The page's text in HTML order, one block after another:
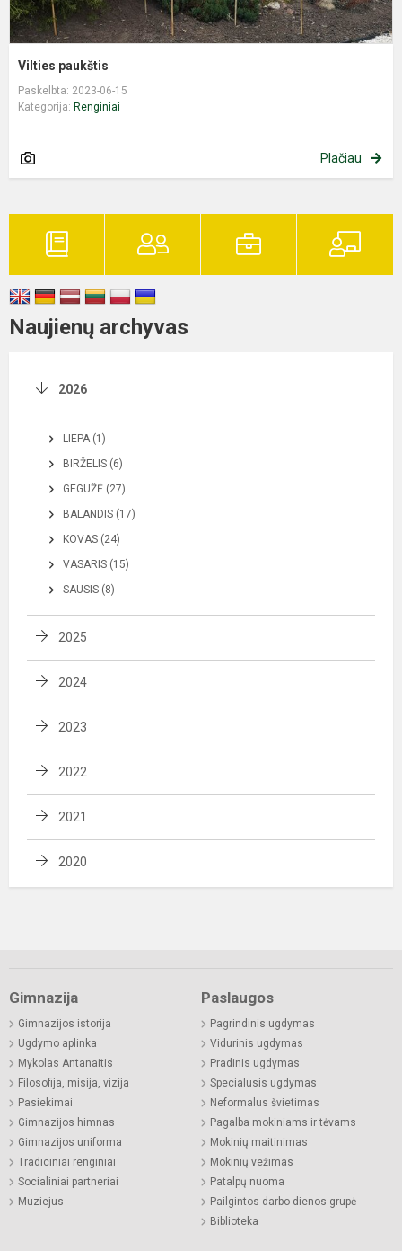
Vilties paukštis
Paskelbta: 2023-06-15
Kategorija: Renginiai
Plačiau
Naujienų archyvas
2026
LIEPA (1)
BIRŽELIS (6)
GEGUŽĖ (27)
BALANDIS (17)
KOVAS (24)
VASARIS (15)
SAUSIS (8)
2025
2024
2023
2022
2021
2020
Gimnazija
Gimnazijos istorija
Ugdymo aplinka
Mykolas Antanaitis
Filosofija, misija, vizija
Pasiekimai
Gimnazijos himnas
Gimnazijos uniforma
Tradiciniai renginiai
Socialiniai partneriai
Muziejus
Paslaugos
Pagrindinis ugdymas
Vidurinis ugdymas
Pradinis ugdymas
Specialusis ugdymas
Neformalus švietimas
Pagalba mokiniams ir tėvams
Mokinių maitinimas
Mokinių vežimas
Patalpų nuoma
Pailgintos darbo dienos grupė
Biblioteka